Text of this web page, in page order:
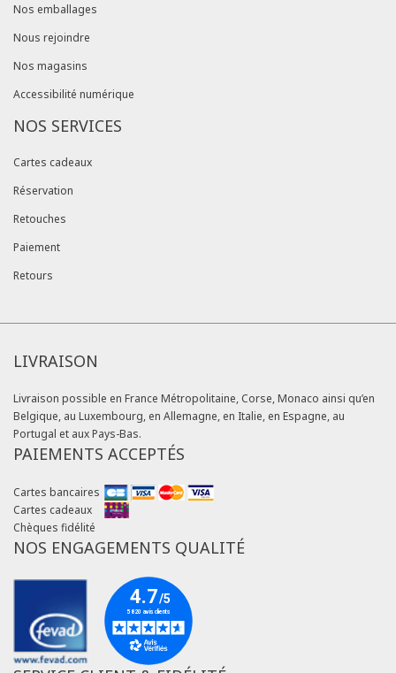
Nos emballages
Nous rejoindre
Nos magasins
Accessibilité numérique
NOS SERVICES
Cartes cadeaux
Réservation
Retouches
Paiement
Retours
LIVRAISON
Livraison possible en France Métropolitaine, Corse, Monaco ainsi qu’en
Belgique, au Luxembourg, en Allemagne, en Italie, en Espagne, au
Portugal et aux Pays-Bas.
PAIEMENTS ACCEPTÉS
Cartes bancaires
Cartes cadeaux
Chèques fidélité
NOS ENGAGEMENTS QUALITÉ